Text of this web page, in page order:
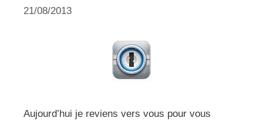
21/08/2013
Aujourd’hui je reviens vers vous pour vous